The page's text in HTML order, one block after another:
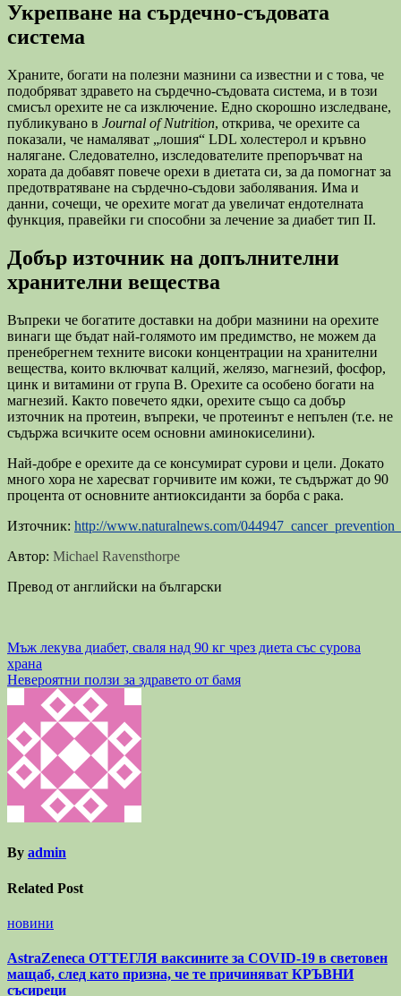
Укрепване на сърдечно-съдовата
система
Храните, богати на полезни мазнини са известни и с това, че
подобряват здравето на сърдечно-съдовата система, и в този
смисъл орехите не са изключение. Едно скорошно изследване,
публикувано в Journal of Nutrition, открива, че орехите са
показали, че намаляват „лошия“ LDL холестерол и кръвно
налягане. Следователно, изследователите препоръчват на
хората да добавят повече орехи в диетата си, за да помогнат за
предотвратяване на сърдечно-съдови заболявания. Има и
данни, сочещи, че орехите могат да увеличат ендотелната
функция, правейки ги способни за лечение за диабет тип II.
Добър източник на допълнителни
хранителни вещества
Въпреки че богатите доставки на добри мазнини на орехите
винаги ще бъдат най-голямото им предимство, не можем да
пренебрегнем техните високи концентрации на хранителни
вещества, които включват калций, желязо, магнезий, фосфор,
цинк и витамини от група В. Орехите са особено богати на
магнезий. Както повечето ядки, орехите също са добър
източник на протеин, въпреки, че протеинът е непълен (т.е. не
съдържа всичките осем основни аминокиселини).
Най-добре е орехите да се консумират сурови и цели. Докато
много хора не харесват горчивите им кожи, те съдържат до 90
процента от основните антиоксиданти за борба с рака.
Източник: http://www.naturalnews.com/
Автор: Michael Ravensthorpe
Превод от английски на български
Навигация
Мъж лекува диабет, сваля над 90 кг чрез диета със сурова
храна
Невероятни ползи за здравето от бамя
By admin
Related Post
новини
AstraZeneca ОТТЕГЛЯ ваксините за COVID-19 в световен
мащаб, след като призна, че те причиняват КРЪВНИ
съсиреци